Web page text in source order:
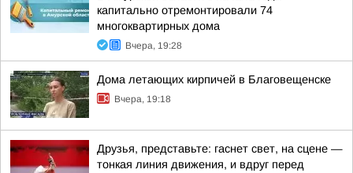
капитально отремонтировали 74
многоквартирных дома
Вчера, 19:28
Дома летающих кирпичей в Благовещенске
Вчера, 19:18
Друзья, представьте: гаснет свет, на сцене —
тонкая линия движения, и вдруг перед